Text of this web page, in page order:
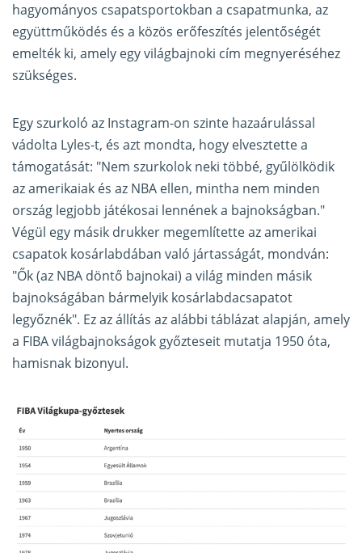
hagyományos csapatsportokban a csapatmunka, az
együttműködés és a közös erőfeszítés jelentőségét
emelték ki, amely egy világbajnoki cím megnyeréséhez
szükséges.
Egy szurkoló az Instagram-on szinte hazaárulással
vádolta Lyles-t, és azt mondta, hogy elvesztette a
támogatását: "Nem szurkolok neki többé, gyűlölködik
az amerikaiak és az NBA ellen, mintha nem minden
ország legjobb játékosai lennének a bajnokságban."
Végül egy másik drukker megemlítette az amerikai
csapatok kosárlabdában való jártasságát, mondván:
"Ők (az NBA döntő bajnokai) a világ minden másik
bajnokságában bármelyik kosárlabdacsapatot
legyőznék". Ez az állítás az alábbi táblázat alapján, amely
a FIBA világbajnokságok győzteseit mutatja 1950 óta,
hamisnak bizonyul.